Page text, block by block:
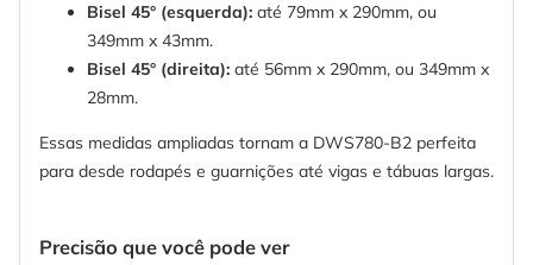
Bisel 45° (esquerda): até 79mm x 290mm, ou
349mm x 43mm.
Bisel 45° (direita): até 56mm x 290mm, ou 349mm x
28mm.
Essas medidas ampliadas tornam a DWS780-B2 perfeita
para desde rodapés e guarnições até vigas e tábuas largas.
Precisão que você pode ver